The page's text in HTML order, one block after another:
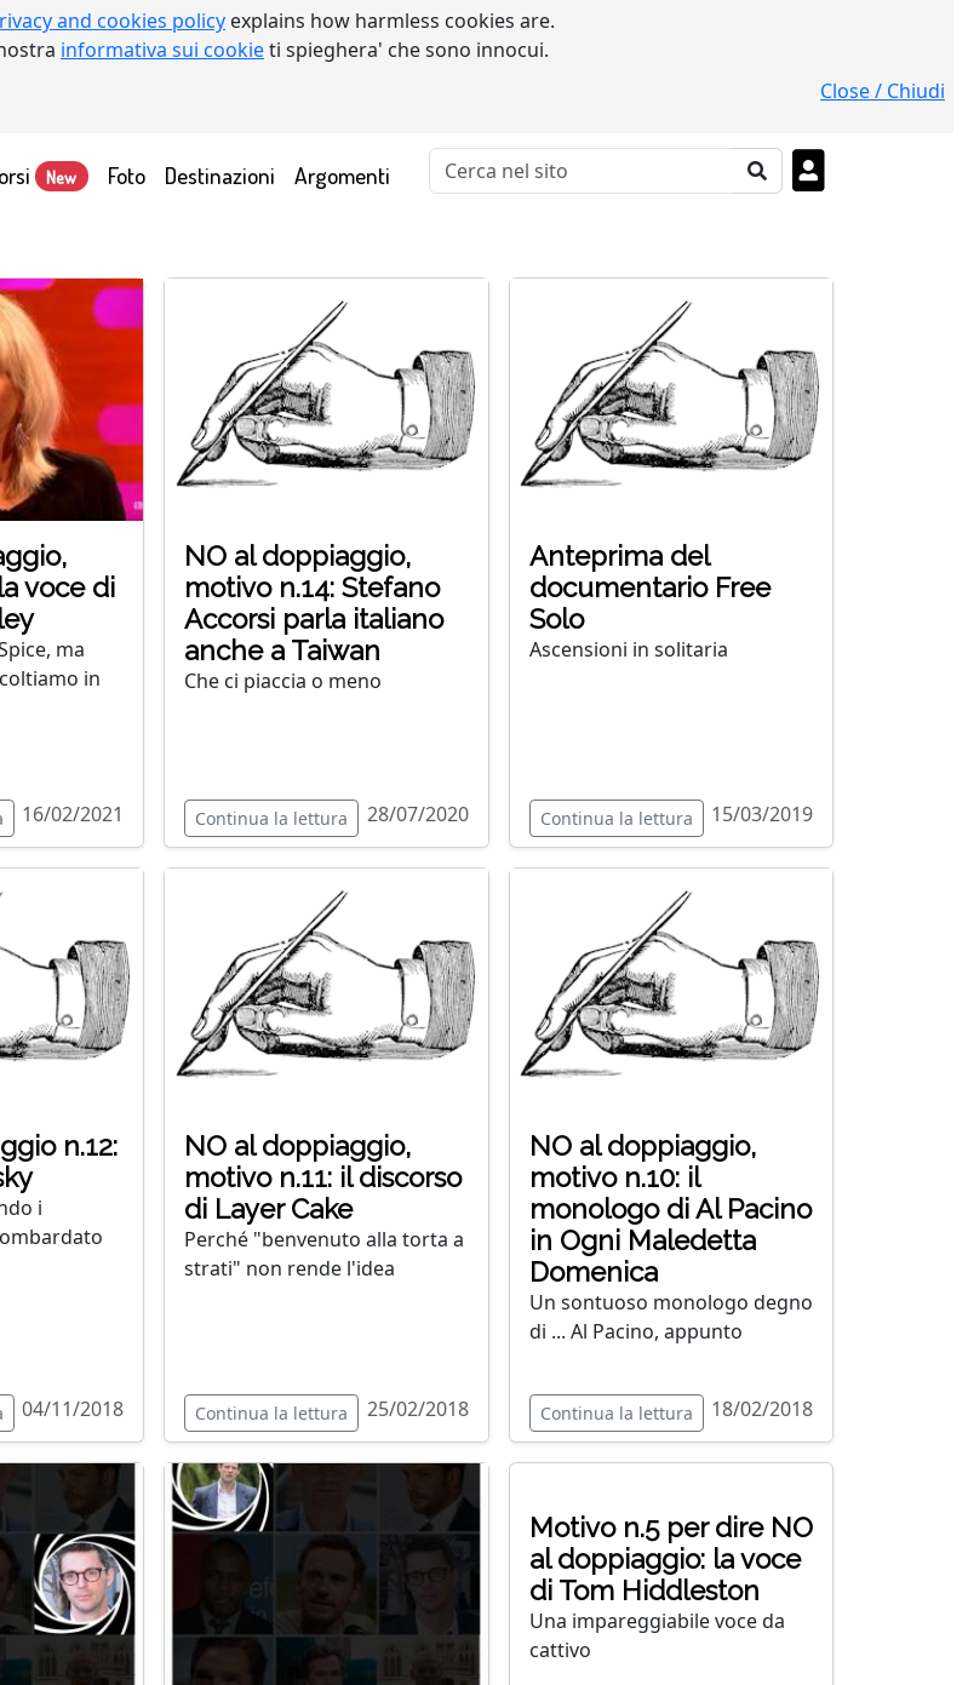
and cookies policy explains how harmless cookies are.
informativa sui cookieti spieghera' che sono innocui.
Close / Chiudi
New Foto Destinazioni Argomenti
voce di
ma
in
16/02/2021
NO al doppiaggio,
motivo n.14: Stefano
Accorsi parla italiano
anche a Taiwan
Che ci piaccia o meno
Continua la lettura 28/07/2020
Anteprima del
documentario Free
Solo
Ascensioni in solitaria
Continua la lettura 15/03/2019
n.12:
i
04/11/2018
NO al doppiaggio,
motivo n.11: il discorso
di Layer Cake
Perché "benvenuto alla torta a
strati" non rende l'idea
Continua la lettura 25/02/2018
NO al doppiaggio,
motivo n.10: il
monologo di Al Pacino
in Ogni Maledetta
Domenica
Un sontuoso monologo degno
di ... Al Pacino, appunto
Continua la lettura 18/02/2018
Motivo n.5 per dire NO
al doppiaggio: la voce
di Tom Hiddleston
Una impareggiabile voce da
cattivo